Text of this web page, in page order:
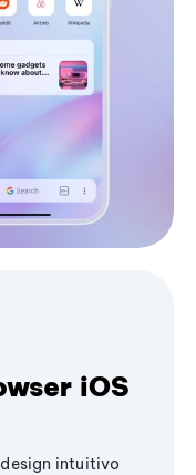
iOS
intuitivo